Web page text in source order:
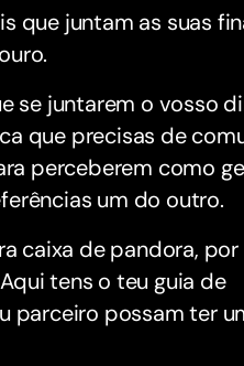
que juntam as suas
se juntarem o vosso
que precisas de
perceberem como
um do outro.
caixa de pandora, por
tens o teu guia de
parceiro possam ter